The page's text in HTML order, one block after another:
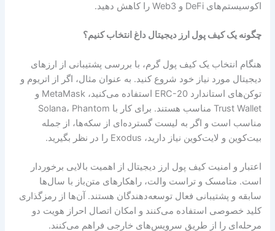
اکوسیستم‌های DeFi و Web3 را کاهش دهید.
چگونه یک کیف پول ارز دیجیتال داغ انتخاب کنیم؟
هنگام انتخاب یک کیف پول گرم، با بررسی پشتیبانی از ارزهای
دیجیتال مورد نیاز خود شروع کنید. به عنوان مثال، اگر از اتریوم و
توکن‌های استاندارد ERC-20 استفاده می‌کنید، MetaMask و
Trust Wallet مناسب هستند. برای کار با Solana، Phantom
مناسب است و اگر به لیست گسترده‌ای از سکه‌ها، از جمله
بیت‌کوین و لایت‌کوین نیاز دارید، Exodus را در نظر بگیرید.
اعتبار و امنیت کیف پول ارز دیجیتال از اهمیت بالایی برخوردار
است. متامسک و تراست والت، راهکارهای متن‌باز با سال‌ها
سابقه و پشتیبانی فعال توسعه‌دهندگان هستند. آن‌ها از رمزگذاری
کلید خصوصی استفاده می‌کنند و امکان اتصال احراز هویت دو
مرحله‌ای را از طریق سرویس‌های خارجی فراهم می‌کنند.